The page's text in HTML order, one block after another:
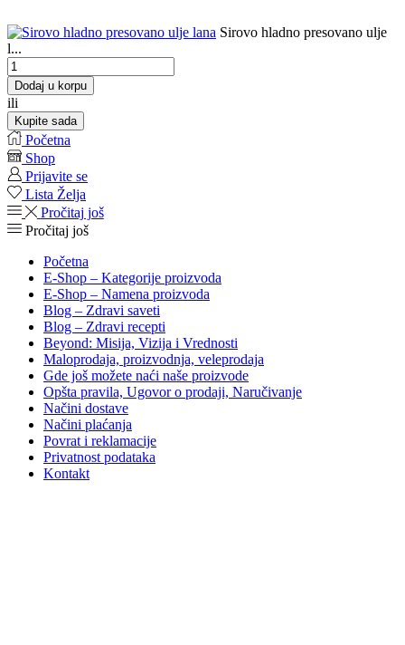
Sirovo hladno presovano ulje
l...
Sirovo
hladno
presovano
ulje
lana
količina
Dodaj u korpu
ili
Kupite sada
Početna
Shop
Prijavite se
Lista Želja
Pročitaj još
Pročitaj još
Početna
E-Shop – Kategorije proizvoda
E-Shop – Namena proizvoda
Blog – Zdravi saveti
Blog – Zdravi recepti
Beyond: Misija, Vizija i Vrednosti
Maloprodaja, proizvodnja, veleprodaja
Gde još možete naći naše proizvode
Opšta pravila, Ugovor o prodaji, Naručivanje
Načini dostave
Načini plaćanja
Povrat i reklamacije
Privatnost podataka
Kontakt